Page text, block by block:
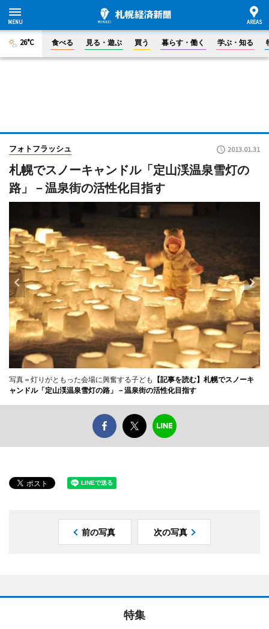
26°C 食べる 見る・遊ぶ 買う 暮らす・働く 学ぶ・知る
フォトフラッシュ 2013.01.31
札幌でスノーキャンドル「定山渓温泉雪灯の
路」－温泉街の活性化目指す
写真＝灯りがともった会場に興奮する子ども
【記事を読む】札幌でスノーキ
ャンドル「定山渓温泉雪灯の路」－温泉街の活性化目指す
前の写真 次の写真
特集